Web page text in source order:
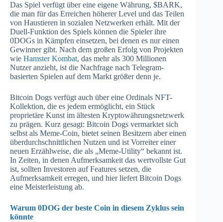
Das Spiel verfügt über eine eigene Währung, $BARK,
die man für das Erreichen höherer Level und das Teilen
von Haustieren in sozialen Netzwerken erhält. Mit der
Duell-Funktion des Spiels können die Spieler ihre
0DOGs in Kämpfen einsetzen, bei denen es nur einen
Gewinner gibt. Nach dem großen Erfolg von Projekten
wie Hamster Kombat, das mehr als 300 Millionen
Nutzer anzieht, ist die Nachfrage nach Telegram-
basierten Spielen auf dem Markt größer denn je.
Bitcoin Dogs verfügt auch über eine Ordinals NFT-
Kollektion, die es jedem ermöglicht, ein Stück
proprietäre Kunst im ältesten Kryptowährungsnetzwerk
zu prägen. Kurz gesagt: Bitcoin Dogs vermarktet sich
selbst als Meme-Coin, bietet seinen Besitzern aber einen
überdurchschnittlichen Nutzen und ist Vorreiter einer
neuen Erzählweise, die als „Meme-Utility“ bekannt ist.
In Zeiten, in denen Aufmerksamkeit das wertvollste Gut
ist, sollten Investoren auf Features setzen, die
Aufmerksamkeit erregen, und hier liefert Bitcoin Dogs
eine Meisterleistung ab.
Warum 0DOG der beste Coin in diesem Zyklus sein
könnte